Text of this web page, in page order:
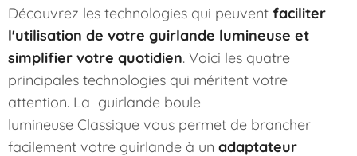
Découvrez les technologies qui peuvent faciliter
l'utilisation de votre guirlande lumineuse et
simplifier votre quotidien. Voici les quatre
principales technologies qui méritent votre
attention. La guirlande boule
lumineuse Classique vous permet de brancher
facilement votre guirlande à un adaptateur